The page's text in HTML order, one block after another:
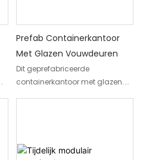
Prefab Containerkantoor
Met Glazen Vouwdeuren
Dit geprefabriceerde
containerkantoor met glazen
of de lange tijd die traditionele